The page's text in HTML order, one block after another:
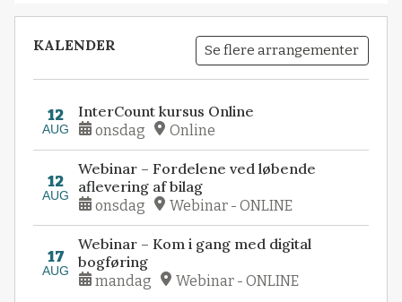
KALENDER Se flere arrangementer
12
AUG
InterCount kursus Online
onsdag Online
12
AUG
Webinar – Fordelene ved løbende
aflevering af bilag
onsdag Webinar - ONLINE
17
AUG
Webinar – Kom i gang med digital
bogføring
mandag Webinar - ONLINE